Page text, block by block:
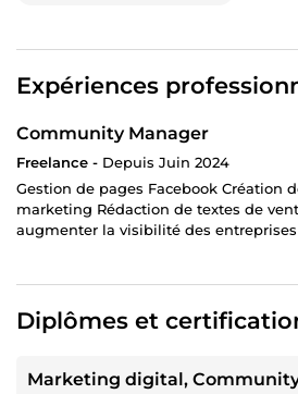
Expériences
Community Manager
Freelance - Depuis Juin 2024
Gestion de pages Facebook Création
marketing Rédaction de textes de
augmenter la visibilité des entreprises
Diplômes et
Marketing digital,